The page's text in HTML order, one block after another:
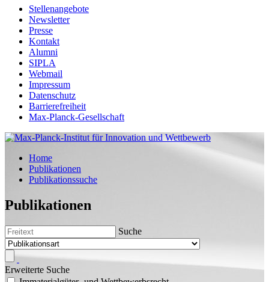
Stellenangebote
Newsletter
Presse
Kontakt
Alumni
SIPLA
Webmail
Impressum
Datenschutz
Barrierefreiheit
Max-Planck-Gesellschaft
Home
Publikationen
Publikationssuche
Publikationen
Suche
Erweiterte Suche